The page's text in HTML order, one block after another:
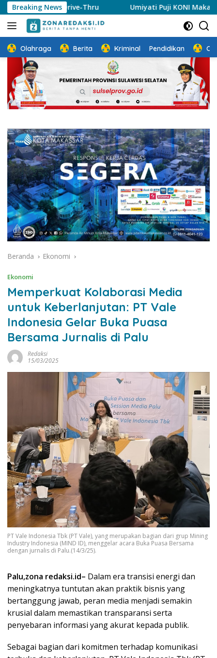
Langsung
ke
konten
Breaking News
Drive-Thru Umiyati Puji KONI Makassar Pastikan
Olahraga Berita Kriminal Pendidikan
Beranda Ekonomi
Ekonomi
Memperkuat Kolaborasi Media
untuk Keberlanjutan: PT Vale
Indonesia Gelar Buka Puasa
Bersama Jurnalis di Palu
Redaksi
15/03/2025
PT Vale Indonesia Tbk (PT Vale), yang merupakan bagian dari grup Mining
Industry Indonesia (MIND ID), menggelar acara Buka Puasa Bersama
dengan jurnalis di Palu.(14/3/25).
Palu,zona redaksi.id– Dalam era transisi energi dan
meningkatnya tuntutan akan praktik bisnis yang
bertanggung jawab, peran media menjadi semakin
krusial dalam memastikan transparansi serta
penyebaran informasi yang akurat kepada publik.
Sebagai bagian dari komitmen terhadap komunikasi